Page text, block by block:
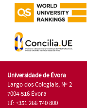
Universidade de Évora
Largo dos Colegiais, Nº 2
7004-516 Évora
tlf: +351 266 740 800